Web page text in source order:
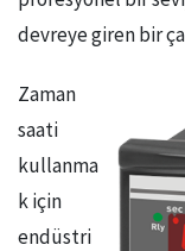
devreye giren bir
Zaman
saati
kullanma
k için
endüstri